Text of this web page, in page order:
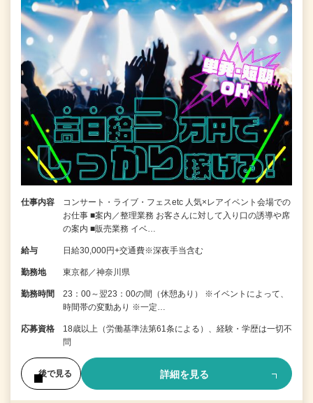
仕事内容
コンサート・ライブ・フェスetc 人気×レアイベント会場での
お仕事 ■案内／整理業務 お客さんに対して入り口の誘導や席
の案内 ■販売業務 イベ…
給与 日給30,000円+交通費※深夜手当含む
勤務地 東京都／神奈川県
勤務時間
23：00～翌23：00の間（休憩あり） ※イベントによって、
時間帯の変動あり ※一定…
応募資格
18歳以上（労働基準法第61条による）、経験・学歴は一切不
問
後で見る 詳細を見る